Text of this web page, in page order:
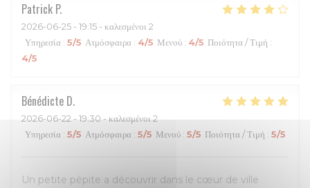
Patrick P
2026-06-25 - 19:15 - καλεσμένοι 2
Υπηρεσία : 5/5 Ατμόσφαιρα : 4/5 Μενού : 4/5 Ποιότητα / Τιμή :
4/5
Bénédicte D
2026-06-22 - 19:30 - καλεσμένοι 2
Υπηρεσία : 5/5 Ατμόσφαιρα : 5/5 Μενού : 5/5 Ποιότητα / Τιμή : 5/5
Un petite pépite a découvrir dans le cœur de ville